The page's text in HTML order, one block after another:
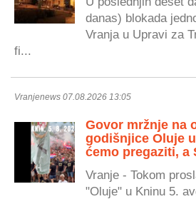
danas) blokada
Vranja u Upravi za
fi...
Vranjenews 07.08.2026 13:05
Govor mržnje na
godišnjice Oluje
ćemo pregaziti, a
Vranje - Tokom
"Oluje" u Kninu 5.